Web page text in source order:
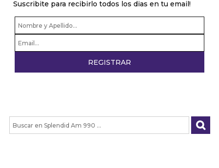
Suscribite para recibirlo todos los dias en tu email!